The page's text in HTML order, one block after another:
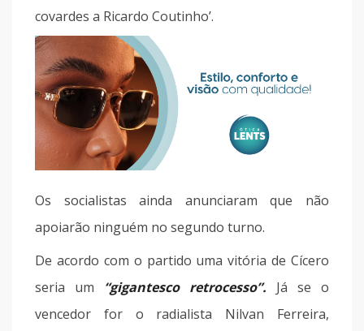
covardes a Ricardo Coutinho’.
Os socialistas ainda anunciaram que não
apoiarão ninguém no segundo turno.
De acordo com o partido uma vitória de Cícero
seria um “gigantesco retrocesso”. Já se o
vencedor for o radialista Nilvan Ferreira,